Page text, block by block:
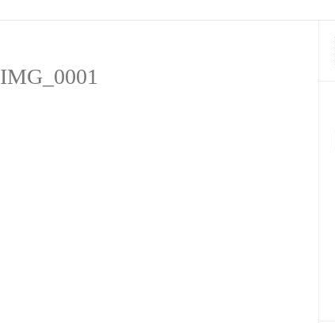
IMG_0001